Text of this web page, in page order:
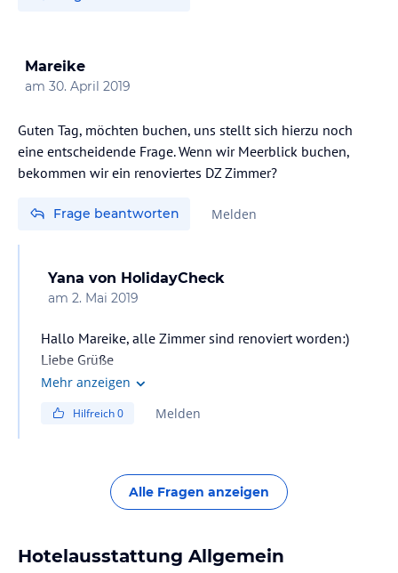
Mareike
am 30. April 2019
Guten Tag, möchten buchen, uns stellt sich hierzu noch
eine entscheidende Frage. Wenn wir Meerblick buchen,
bekommen wir ein renoviertes DZ Zimmer?
Frage beantworten Melden
Yana von HolidayCheck
am 2. Mai 2019
Hallo Mareike, alle Zimmer sind renoviert worden:)
Liebe Grüße
Mehr anzeigen
Hilfreich0 Melden
Alle Fragen anzeigen
Hotelausstattung Allgemein